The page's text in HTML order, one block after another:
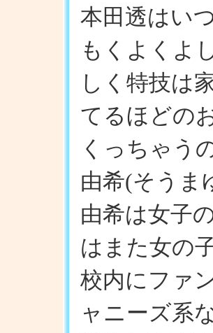
本田透はい
もくよくよ
しく特技は
てるほどの
くっちゃう
由希(そうま
由希は女子
はまた女の
校内にファ
ャニーズ系